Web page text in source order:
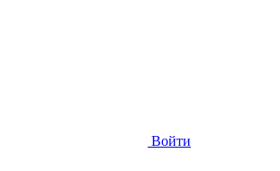
Войти